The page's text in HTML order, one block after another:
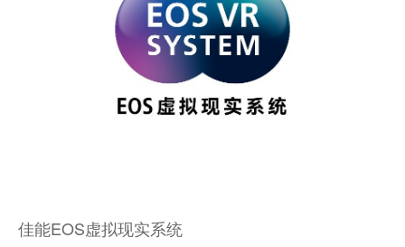
佳能EOS虚拟现实系统